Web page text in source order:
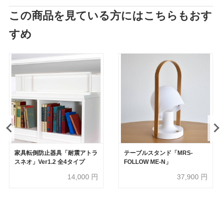
この商品を見ている方にはこちらもおす
すめ
家具転倒防止器具「耐震アトラ
スネオ」Ver1.2 全4タイプ
14,000 円
テーブルスタンド「MRS-
FOLLOW ME-N」
37,900 円